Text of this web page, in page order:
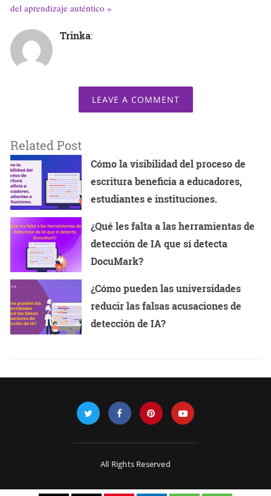
del aprendizaje auténtico »
Trinka:
LEAVE A COMMENT
Related Post
Cómo la visibilidad del proceso de
escritura beneficia a educadores,
estudiantes e instituciones.
¿Qué les falta a las herramientas de
detección de IA que sí detecta
DocuMark?
¿Cómo pueden las universidades
reducir las falsas acusaciones de
detección de IA?
All Rights Reserved